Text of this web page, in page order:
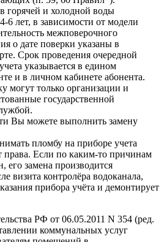
горячей и холодной воды
6 лет, в зависимости от модели
межповерочного
о дате поверки указаны в
Срок проведения очередной
указывается в едином
и в личном кабинете абонента.
могут только организации и
государственной
Вы можете выполнить замену
пломбу на приборе учета
Если по каким-то причинам
его замена производится
визита контролёра водоканала,
прибора учёта и демонтирует
РФ от 06.05.2011 N 354 (ред.
коммунальных услуг